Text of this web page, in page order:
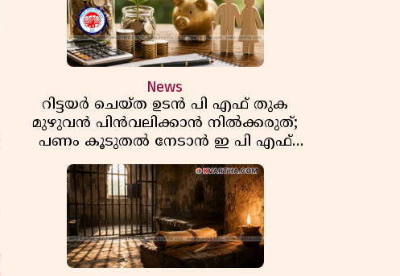
News
റിട്ടയർ ചെയ്ത ഉടൻ പി എഫ് തുക
മുഴുവൻ പിൻവലിക്കാൻ നിൽക്കരുത്;
പണം കൂടുതൽ നേടാൻ ഇ പി എഫ്
ഒയുടെ നിയമം അറിയാം